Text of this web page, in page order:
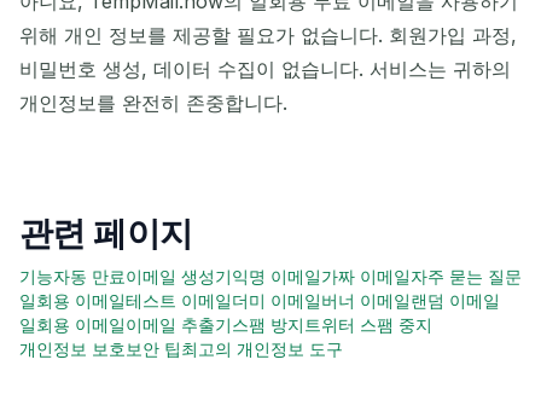
위해 개인 정보를 제공할 필요가 없습니다. 회원가입 과정,
비밀번호 생성, 데이터 수집이 없습니다. 서비스는 귀하의
개인정보를 완전히 존중합니다.
관련 페이지
기능자동 만료이메일 생성기익명 이메일가짜 이메일자주 묻는 질문
일회용 이메일테스트 이메일더미 이메일버너 이메일랜덤 이메일
일회용 이메일이메일 추출기스팸 방지 트위터 스팸 중지
개인정보 보호보안 팁최고의 개인정보 도구